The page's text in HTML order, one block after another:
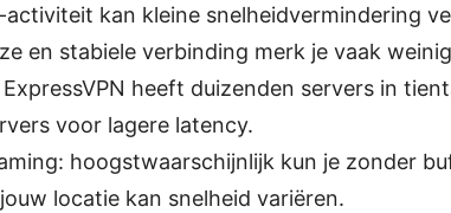
activiteit kan kleine snelheidvermindering
en stabiele verbinding merk je vaak
heeft duizenden servers in
voor lagere latency.
hoogstwaarschijnlijk kun je zonder
locatie kan snelheid variëren.